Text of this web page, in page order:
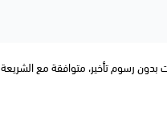
بدون رسوم تأخير، متوافقة مع الشريعة